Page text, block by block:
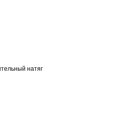
натяг